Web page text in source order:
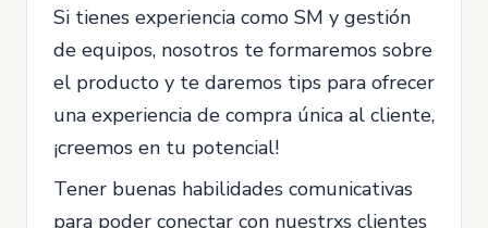
Si tienes experiencia como SM y gestión
de equipos, nosotros te formaremos sobre
el producto y te daremos tips para ofrecer
una experiencia de compra única al cliente,
¡creemos en tu potencial!
Tener buenas habilidades comunicativas
para poder conectar con nuestrxs clientes